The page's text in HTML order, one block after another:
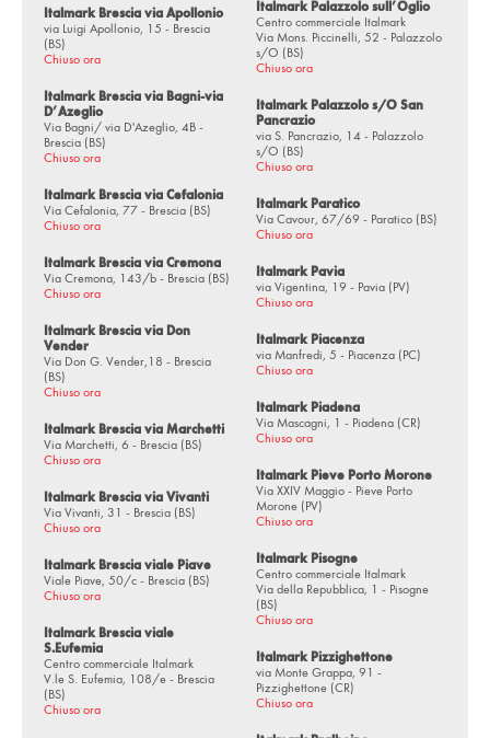
via Circonvallazione, snc - Montirone (BS)
via Enrico Mattei, 34 - Mozzanica (BG)
Via Adua, 35 - Orzinuovi (BS)
Via Padana Superiore, 165 - Ospitaletto (BS)
via Padre Marcolini, 2 - Paderno Franciacorta (BS)
Via Mons. Piccinelli, 52 - Palazzolo s/O (BS)
via S. Pancrazio, 14 - Palazzolo s/O (BS)
Via Cavour, 67/69 - Paratico (BS)
via Vigentina, 19 - Pavia (PV)
via Manfredi, 5 - Piacenza (PC)
Via Mascagni, 1 - Piadena (CR)
Via XXIV Maggio - Pieve Porto Morone (PV)
Via della Repubblica, 1 - Pisogne (BS)
via Monte Grappa, 91 - Pizzighettone (CR)
Via Dante, 90 - Pralboino (BS)
Via G. Matteotti, 67 - Quinzano d/O (BS)
Via Francesca Nord, 2 - Roccafranca (BS)
Via, Luigi Einaudi 5
Via Marconi, 56 - Roè Volciano (BS)
P.le Martiri della Libertà - Salò (BS)
Italmark Brescia via Apollonio
via Luigi Apollonio, 15 - Brescia
(BS)
Chiuso ora
Italmark Brescia via Bagni-via
D’Azeglio
Via Bagni/ via D'Azeglio, 4B -
Brescia (BS)
Chiuso ora
Italmark Brescia via Cefalonia
Via Cefalonia, 77 - Brescia (BS)
Chiuso ora
Italmark Brescia via Cremona
Via Cremona, 143/b - Brescia (BS)
Chiuso ora
Italmark Brescia via Don
Vender
Via Don G. Vender,18 - Brescia
(BS)
Chiuso ora
Italmark Brescia via Marchetti
Via Marchetti, 6 - Brescia (BS)
Chiuso ora
Italmark Brescia via Vivanti
Via Vivanti, 31 - Brescia (BS)
Chiuso ora
Italmark Brescia viale Piave
Viale Piave, 50/c - Brescia (BS)
Chiuso ora
Italmark Brescia viale
S.Eufemia
Centro commerciale Italmark
V.le S. Eufemia, 108/e - Brescia
(BS)
Chiuso ora
Italmark Palazzolo sull’Oglio
Centro commerciale Italmark
Via Mons. Piccinelli, 52 - Palazzolo
s/O (BS)
Chiuso ora
Italmark Palazzolo s/O San
Pancrazio
via S. Pancrazio, 14 - Palazzolo
s/O (BS)
Chiuso ora
Italmark Paratico
Via Cavour, 67/69 - Paratico (BS)
Chiuso ora
Italmark Pavia
via Vigentina, 19 - Pavia (PV)
Chiuso ora
Italmark Piacenza
via Manfredi, 5 - Piacenza (PC)
Chiuso ora
Italmark Piadena
Via Mascagni, 1 - Piadena (CR)
Chiuso ora
Italmark Pieve Porto Morone
Via XXIV Maggio - Pieve Porto
Morone (PV)
Chiuso ora
Italmark Pisogne
Centro commerciale Italmark
Via della Repubblica, 1 - Pisogne
(BS)
Chiuso ora
Italmark Pizzighettone
via Monte Grappa, 91 -
Pizzighettone (CR)
Chiuso ora